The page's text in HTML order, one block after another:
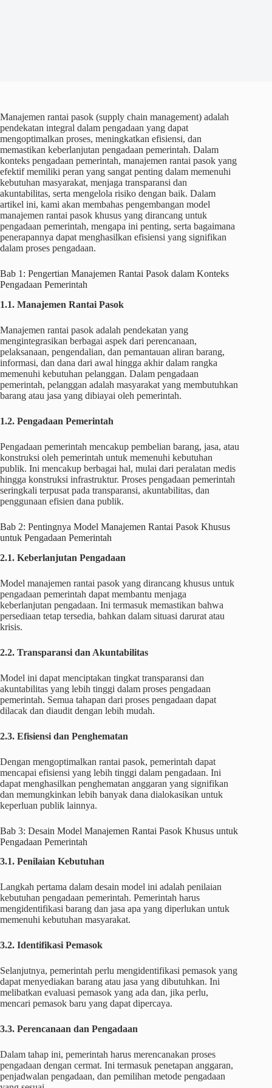
Manajemen rantai pasok (supply chain management) adalah
pendekatan integral dalam pengadaan yang dapat
mengoptimalkan proses, meningkatkan efisiensi, dan
memastikan keberlanjutan pengadaan pemerintah. Dalam
konteks pengadaan pemerintah, manajemen rantai pasok yang
efektif memiliki peran yang sangat penting dalam memenuhi
kebutuhan masyarakat, menjaga transparansi dan
akuntabilitas, serta mengelola risiko dengan baik. Dalam
artikel ini, kami akan membahas pengembangan model
manajemen rantai pasok khusus yang dirancang untuk
pengadaan pemerintah, mengapa ini penting, serta bagaimana
penerapannya dapat menghasilkan efisiensi yang signifikan
dalam proses pengadaan.
Bab 1: Pengertian Manajemen Rantai Pasok dalam Konteks
Pengadaan Pemerintah
1.1. Manajemen Rantai Pasok
Manajemen rantai pasok adalah pendekatan yang
mengintegrasikan berbagai aspek dari perencanaan,
pelaksanaan, pengendalian, dan pemantauan aliran barang,
informasi, dan dana dari awal hingga akhir dalam rangka
memenuhi kebutuhan pelanggan. Dalam pengadaan
pemerintah, pelanggan adalah masyarakat yang membutuhkan
barang atau jasa yang dibiayai oleh pemerintah.
1.2. Pengadaan Pemerintah
Pengadaan pemerintah mencakup pembelian barang, jasa, atau
konstruksi oleh pemerintah untuk memenuhi kebutuhan
publik. Ini mencakup berbagai hal, mulai dari peralatan medis
hingga konstruksi infrastruktur. Proses pengadaan pemerintah
seringkali terpusat pada transparansi, akuntabilitas, dan
penggunaan efisien dana publik.
Bab 2: Pentingnya Model Manajemen Rantai Pasok Khusus
untuk Pengadaan Pemerintah
2.1. Keberlanjutan Pengadaan
Model manajemen rantai pasok yang dirancang khusus untuk
pengadaan pemerintah dapat membantu menjaga
keberlanjutan pengadaan. Ini termasuk memastikan bahwa
persediaan tetap tersedia, bahkan dalam situasi darurat atau
krisis.
2.2. Transparansi dan Akuntabilitas
Model ini dapat menciptakan tingkat transparansi dan
akuntabilitas yang lebih tinggi dalam proses pengadaan
pemerintah. Semua tahapan dari proses pengadaan dapat
dilacak dan diaudit dengan lebih mudah.
2.3. Efisiensi dan Penghematan
Dengan mengoptimalkan rantai pasok, pemerintah dapat
mencapai efisiensi yang lebih tinggi dalam pengadaan. Ini
dapat menghasilkan penghematan anggaran yang signifikan
dan memungkinkan lebih banyak dana dialokasikan untuk
keperluan publik lainnya.
Bab 3: Desain Model Manajemen Rantai Pasok Khusus untuk
Pengadaan Pemerintah
3.1. Penilaian Kebutuhan
Langkah pertama dalam desain model ini adalah penilaian
kebutuhan pengadaan pemerintah. Pemerintah harus
mengidentifikasi barang dan jasa apa yang diperlukan untuk
memenuhi kebutuhan masyarakat.
3.2. Identifikasi Pemasok
Selanjutnya, pemerintah perlu mengidentifikasi pemasok yang
dapat menyediakan barang atau jasa yang dibutuhkan. Ini
melibatkan evaluasi pemasok yang ada dan, jika perlu,
mencari pemasok baru yang dapat dipercaya.
3.3. Perencanaan dan Pengadaan
Dalam tahap ini, pemerintah harus merencanakan proses
pengadaan dengan cermat. Ini termasuk penetapan anggaran,
penjadwalan pengadaan, dan pemilihan metode pengadaan